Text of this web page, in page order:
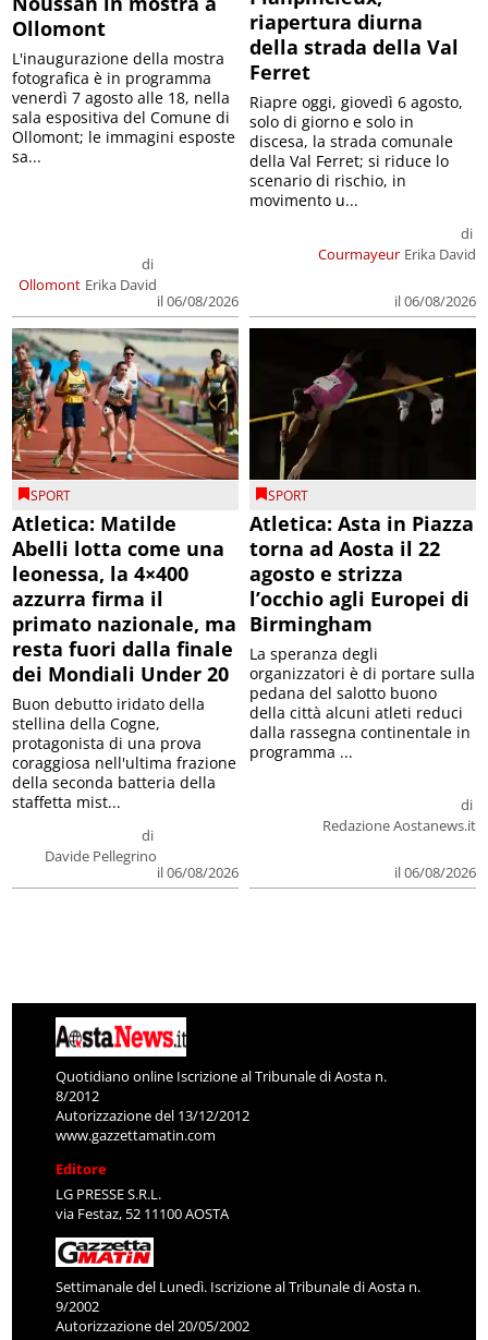
Ollomont
Ollomont
di
Erika David
il 06/08/2026
L'inaugurazione della mostra
fotografica è in programma
venerdì 7 agosto alle 18, nella
sala espositiva del Comune di
Ollomont; le immagini esposte
sa...
riapertura diurna
della strada della Val
Ferret
Courmayeur
di
Erika David
il 06/08/2026
Riapre oggi, giovedì 6 agosto,
solo di giorno e solo in
discesa, la strada comunale
della Val Ferret; si riduce lo
scenario di rischio, in
movimento u...
SPORT
Atletica: Matilde
Abelli lotta come una
leonessa, la 4×400
azzurra firma il
primato nazionale, ma
resta fuori dalla finale
dei Mondiali Under 20
di
Davide Pellegrino
il 06/08/2026
Buon debutto iridato della
stellina della Cogne,
protagonista di una prova
coraggiosa nell'ultima frazione
della seconda batteria della
staffetta mist...
SPORT
Atletica: Asta in Piazza
torna ad Aosta il 22
agosto e strizza
l’occhio agli Europei di
Birmingham
di
Redazione Aostanews.it
il 06/08/2026
La speranza degli
organizzatori è di portare sulla
pedana del salotto buono
della città alcuni atleti reduci
dalla rassegna continentale in
programma ...
Quotidiano online Iscrizione al Tribunale di Aosta n.
8/2012
Autorizzazione del 13/12/2012
www.gazzettamatin.com
Editore
LG PRESSE S.R.L.
via Festaz, 52 11100 AOSTA
Settimanale del Lunedì. Iscrizione al Tribunale di Aosta n.
9/2002
Autorizzazione del 20/05/2002